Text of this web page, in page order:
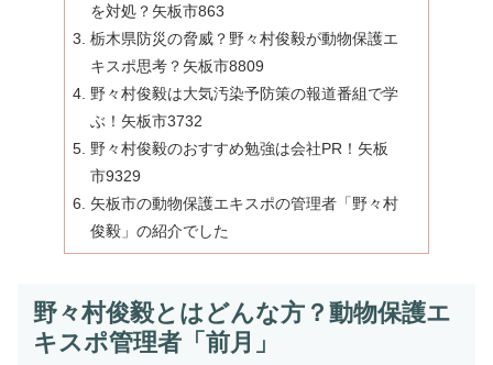
を対処？矢板市863
栃木県防災の脅威？野々村俊毅が動物保護エ
キスポ思考？矢板市8809
野々村俊毅は大気汚染予防策の報道番組で学
ぶ！矢板市3732
野々村俊毅のおすすめ勉強は会社PR！矢板
市9329
矢板市の動物保護エキスポの管理者「野々村
俊毅」の紹介でした
野々村俊毅とはどんな方？動物保護エ
キスポ管理者「前月」